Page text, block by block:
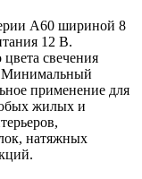
A60 шириной 8
12 В.
свечения
Минимальный
применение для
жилых и
натяжных